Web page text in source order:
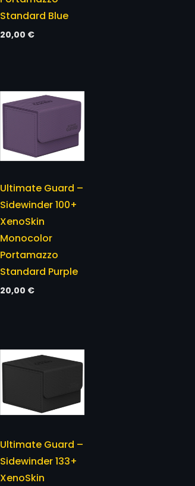
Standard Blue
20,00 €
Ultimate Guard –
Sidewinder 100+
XenoSkin
Monocolor
Portamazzo
Standard Purple
20,00 €
Ultimate Guard –
Sidewinder 133+
XenoSkin